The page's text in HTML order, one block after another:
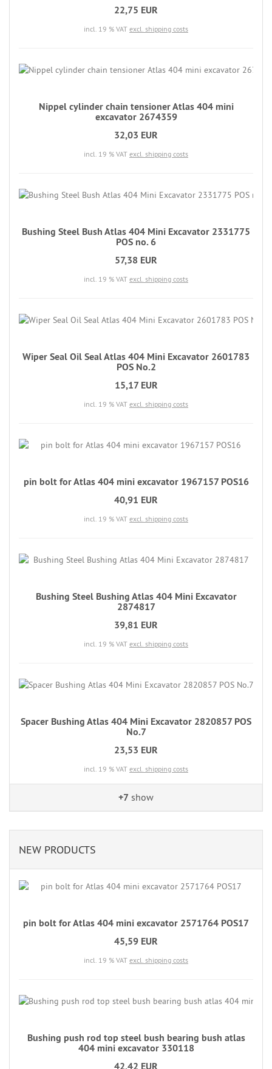
22,75 EUR
incl. 19 % VAT excl. shipping costs
Nippel cylinder chain tensioner Atlas 404 mini
excavator 2674359
32,03 EUR
incl. 19 % VAT excl. shipping costs
Bushing Steel Bush Atlas 404 Mini Excavator 2331775
POS no. 6
57,38 EUR
incl. 19 % VAT excl. shipping costs
Wiper Seal Oil Seal Atlas 404 Mini Excavator 2601783
POS No.2
15,17 EUR
incl. 19 % VAT excl. shipping costs
pin bolt for Atlas 404 mini excavator 1967157 POS16
40,91 EUR
incl. 19 % VAT excl. shipping costs
Bushing Steel Bushing Atlas 404 Mini Excavator
2874817
39,81 EUR
incl. 19 % VAT excl. shipping costs
Spacer Bushing Atlas 404 Mini Excavator 2820857 POS
No.7
23,53 EUR
incl. 19 % VAT excl. shipping costs
+7 show
NEW PRODUCTS
pin bolt for Atlas 404 mini excavator 2571764 POS17
45,59 EUR
incl. 19 % VAT excl. shipping costs
Bushing push rod top steel bush bearing bush atlas
404 mini excavator 330118
42,42 EUR